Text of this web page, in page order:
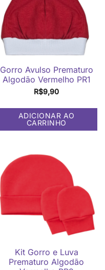
Gorro Avulso Prematuro
Algodão Vermelho PR1
R$9,90
ADICIONAR AO
CARRINHO
Kit Gorro e Luva
Prematuro Algodão